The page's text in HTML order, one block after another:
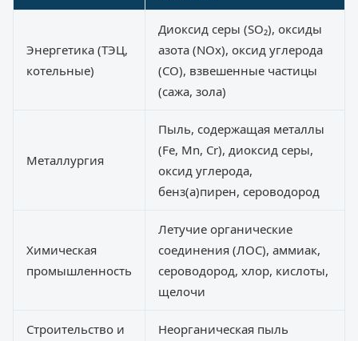
Энергетика (ТЭЦ,
котельные)
Диоксид серы (SO₂), оксиды
азота (NOx), оксид углерода
(CO), взвешенные частицы
(сажа, зола)
Металлургия
Пыль, содержащая металлы
(Fe, Mn, Cr), диоксид серы,
оксид углерода,
бенз(а)пирен, сероводород
Химическая
промышленность
Летучие органические
соединения (ЛОС), аммиак,
сероводород, хлор, кислоты,
щелочи
Строительство и
Неорганическая пыль